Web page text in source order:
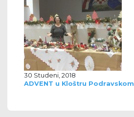
30 Studeni, 2018
ADVENT u Kloštru Podravskom